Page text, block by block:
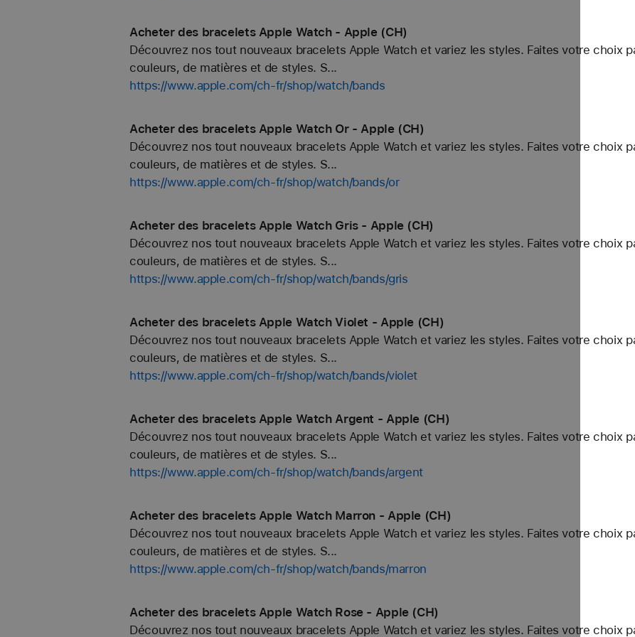
Acheter des bracelets Apple Watch - Apple (CH)
Découvrez nos tout nouveaux bracelets Apple Watch et variez les styles. Faites votre choix
couleurs, de matières et de styles. S...
https://www.apple.com/ch-fr/shop/watch/bands
Acheter des bracelets Apple Watch Or - Apple (CH)
Découvrez nos tout nouveaux bracelets Apple Watch et variez les styles. Faites votre choix
couleurs, de matières et de styles. S...
https://www.apple.com/ch-fr/shop/watch/bands/or
Acheter des bracelets Apple Watch Gris - Apple (CH)
Découvrez nos tout nouveaux bracelets Apple Watch et variez les styles. Faites votre choix
couleurs, de matières et de styles. S...
https://www.apple.com/ch-fr/shop/watch/bands/gris
Acheter des bracelets Apple Watch Violet - Apple (CH)
Découvrez nos tout nouveaux bracelets Apple Watch et variez les styles. Faites votre choix
couleurs, de matières et de styles. S...
https://www.apple.com/ch-fr/shop/watch/bands/violet
Acheter des bracelets Apple Watch Argent - Apple (CH)
Découvrez nos tout nouveaux bracelets Apple Watch et variez les styles. Faites votre choix
couleurs, de matières et de styles. S...
https://www.apple.com/ch-fr/shop/watch/bands/argent
Acheter des bracelets Apple Watch Marron - Apple (CH)
Découvrez nos tout nouveaux bracelets Apple Watch et variez les styles. Faites votre choix
couleurs, de matières et de styles. S...
https://www.apple.com/ch-fr/shop/watch/bands/marron
Acheter des bracelets Apple Watch Rose - Apple (CH)
Découvrez nos tout nouveaux bracelets Apple Watch et variez les styles. Faites votre choix